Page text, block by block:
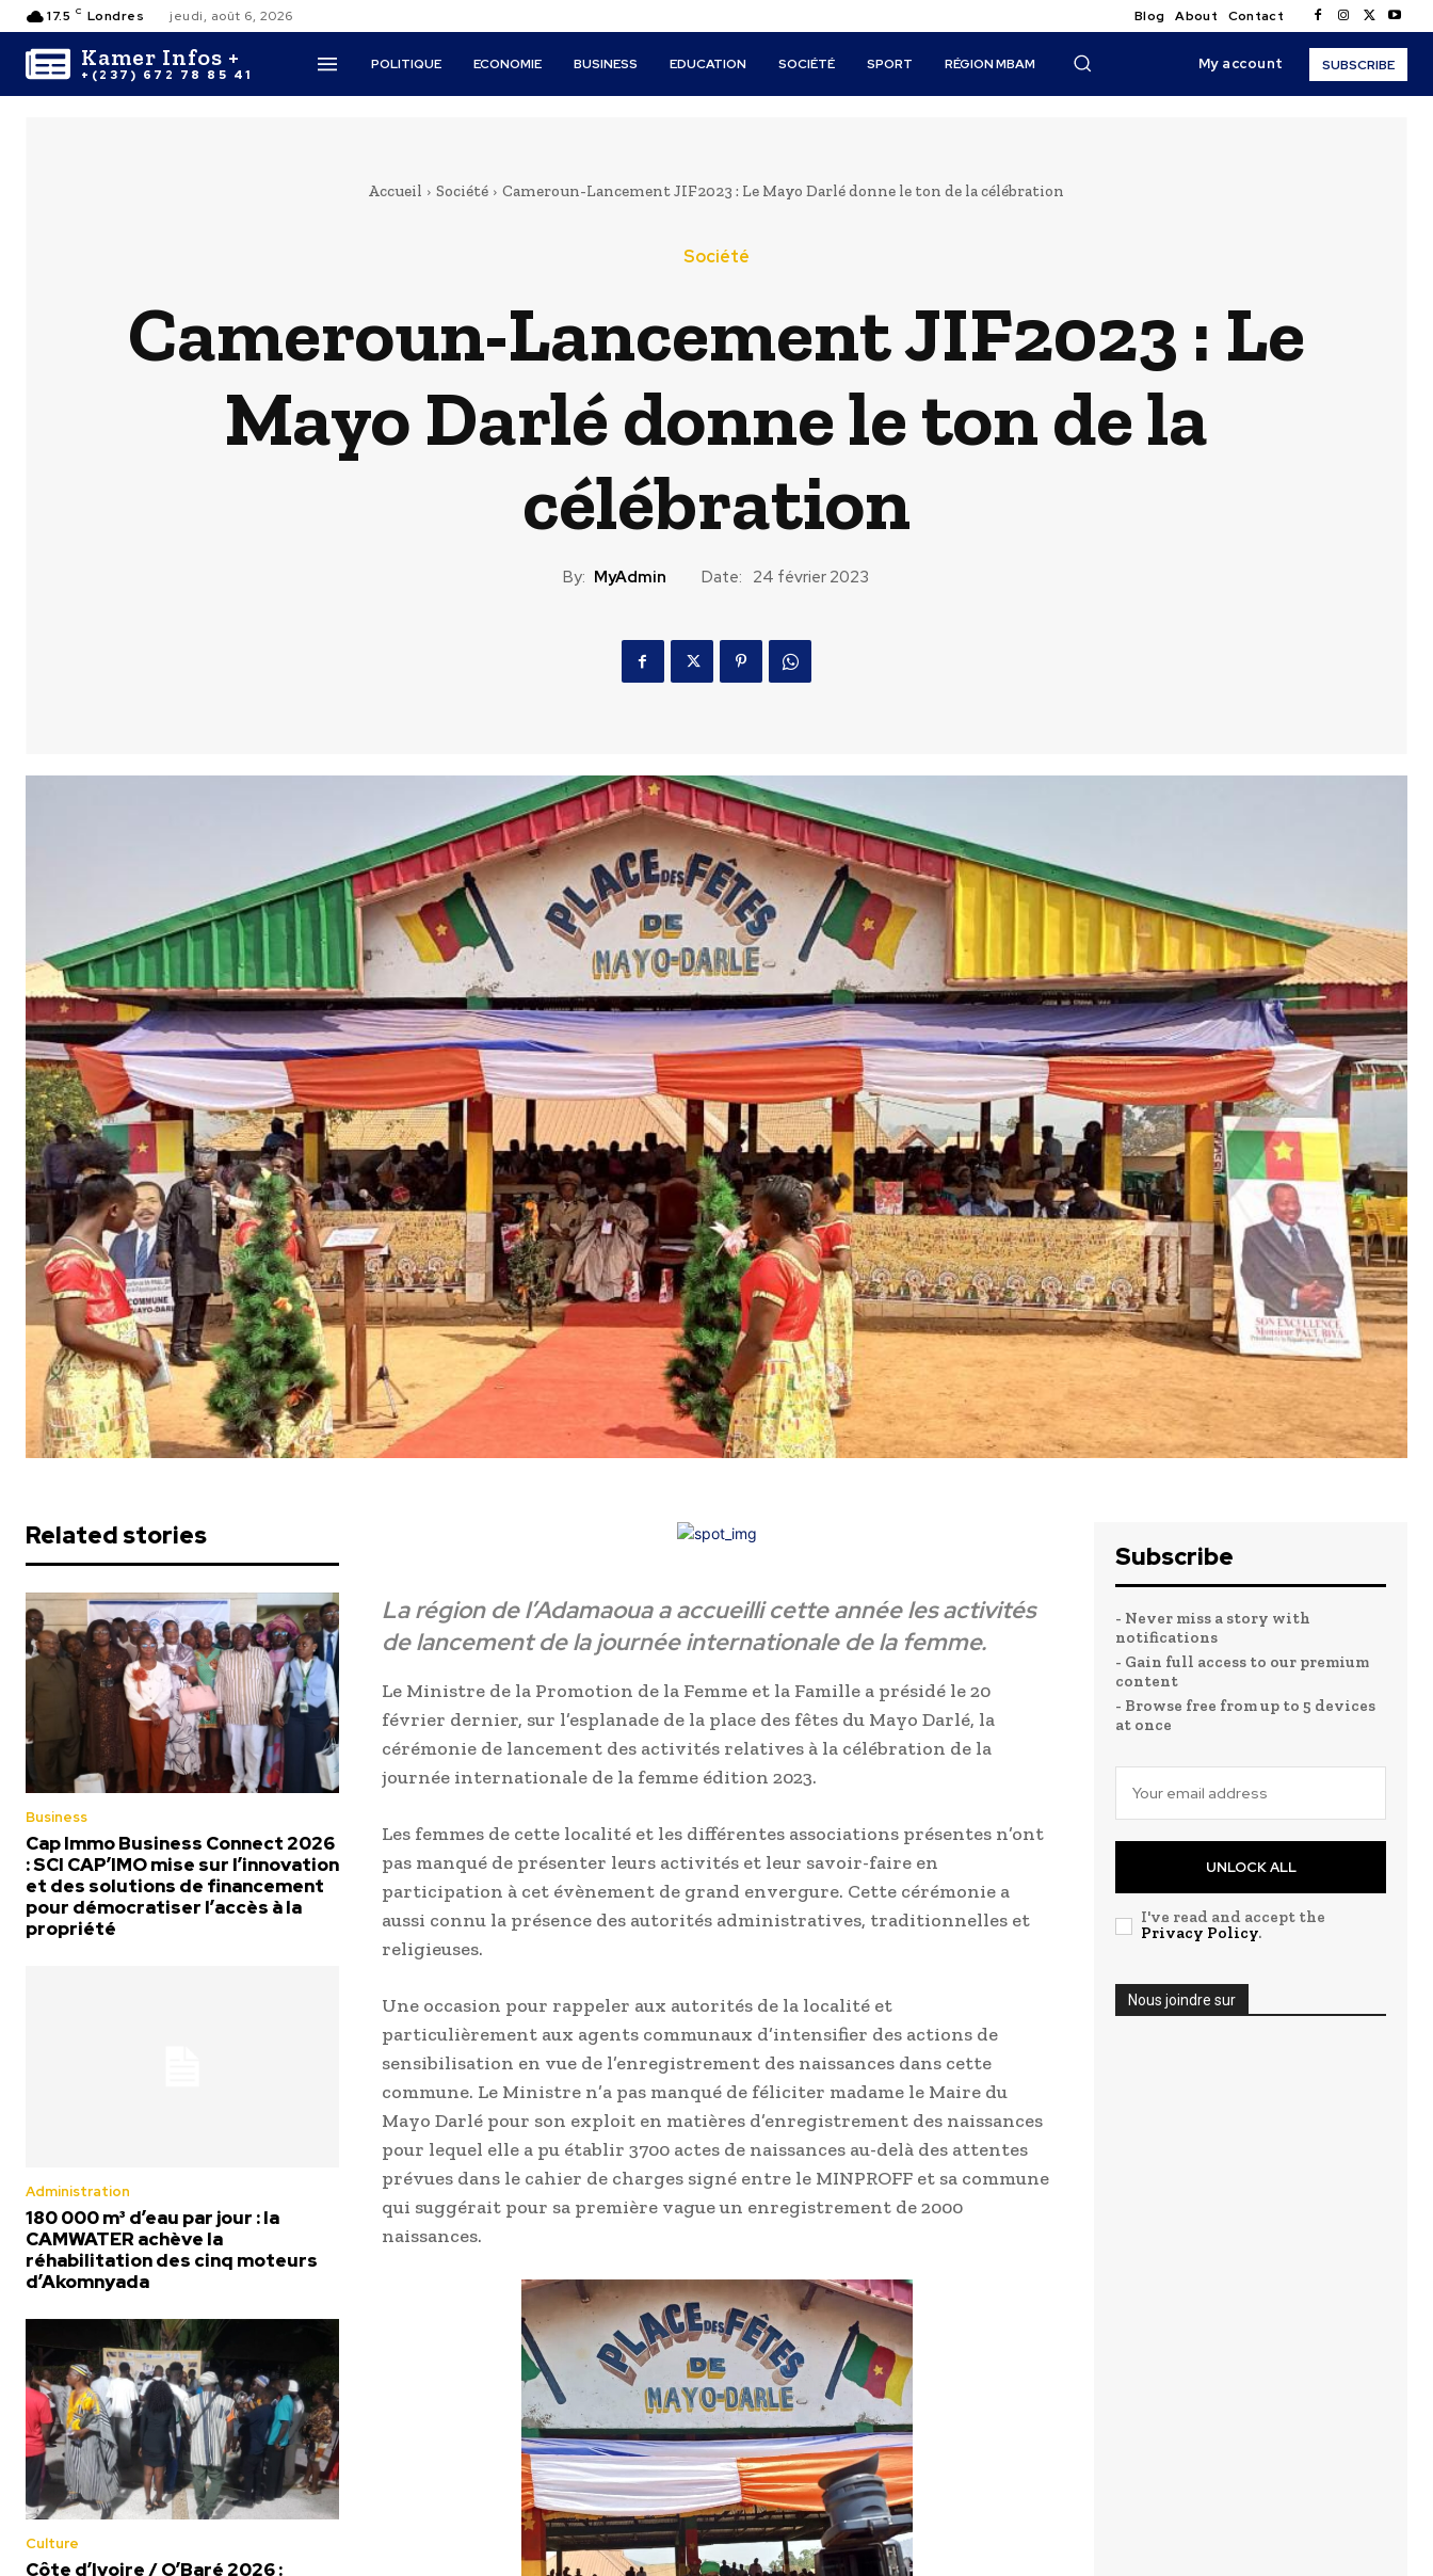
17.5 C Londres jeudi, août 6, 2026 Blog About Contact
Kamer Infos +
+(237) 672 78 85 41
POLITIQUE ECONOMIE BUSINESS EDUCATION SOCIÉTÉ SPORT RÉGION MBAM My account SUBSCRIBE
Accueil Société Cameroun-Lancement JIF2023 : Le Mayo Darlé donne le ton de la célébration
Société
Cameroun-Lancement JIF2023 : Le
Mayo Darlé donne le ton de la
célébration
By: MyAdmin Date: 24 février 2023
Related stories
Business
Cap Immo Business Connect 2026
: SCI CAP’IMO mise sur l’innovation
et des solutions de financement
pour démocratiser l’accès à la
propriété
Administration
180 000 m³ d’eau par jour : la
CAMWATER achève la
réhabilitation des cinq moteurs
d’Akomnyada
Culture
Côte d’Ivoire / O’Baré 2026 :
La région de l’Adamaoua a accueilli cette année les activités
de lancement de la journée internationale de la femme.
Le Ministre de la Promotion de la Femme et la Famille a présidé le 20
février dernier, sur l’esplanade de la place des fêtes du Mayo Darlé, la
cérémonie de lancement des activités relatives à la célébration de la
journée internationale de la femme édition 2023.
Les femmes de cette localité et les différentes associations présentes n’ont
pas manqué de présenter leurs activités et leur savoir-faire en
participation à cet évènement de grand envergure. Cette cérémonie a
aussi connu la présence des autorités administratives, traditionnelles et
religieuses.
Une occasion pour rappeler aux autorités de la localité et
particulièrement aux agents communaux d’intensifier des actions de
sensibilisation en vue de l’enregistrement des naissances dans cette
commune. Le Ministre n’a pas manqué de féliciter madame le Maire du
Mayo Darlé pour son exploit en matières d’enregistrement des naissances
pour lequel elle a pu établir 3700 actes de naissances au-delà des attentes
prévues dans le cahier de charges signé entre le MINPROFF et sa commune
qui suggérait pour sa première vague un enregistrement de 2000
naissances.
Subscribe
- Never miss a story with
notifications
- Gain full access to our premium
content
- Browse free from up to 5 devices
at once
UNLOCK ALL
I've read and accept the
Privacy Policy.
Nous joindre sur